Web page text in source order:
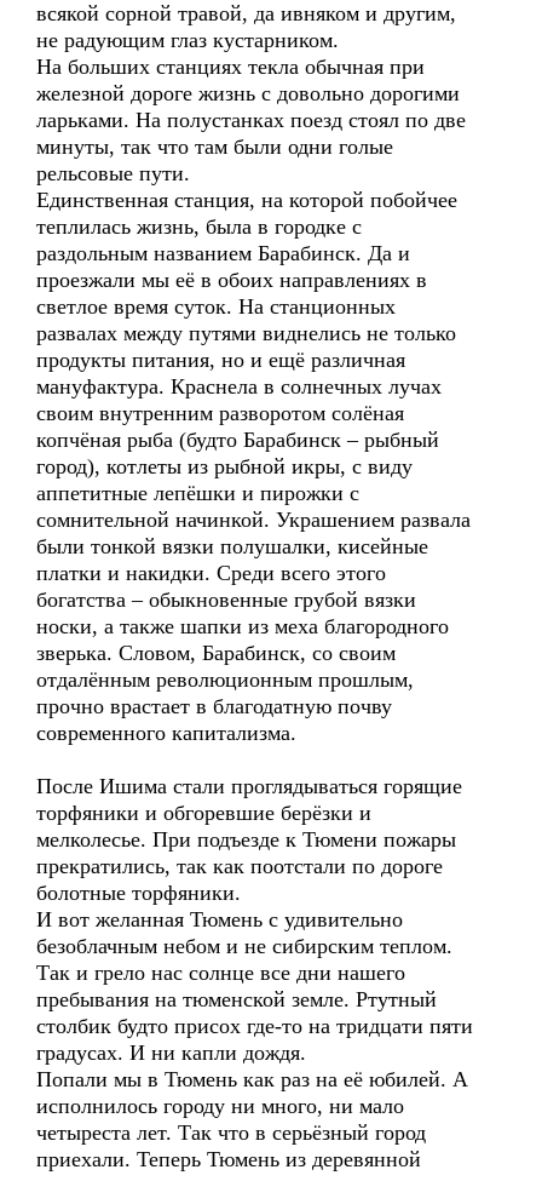
всякой сорной травой, да ивняком и другим,
не радующим глаз кустарником.
На больших станциях текла обычная при
железной дороге жизнь с довольно дорогими
ларьками. На полустанках поезд стоял по две
минуты, так что там были одни голые
рельсовые пути.
Единственная станция, на которой побойчее
теплилась жизнь, была в городке с
раздольным названием Барабинск. Да и
проезжали мы её в обоих направлениях в
светлое время суток. На станционных
развалах между путями виднелись не только
продукты питания, но и ещё различная
мануфактура. Краснела в солнечных лучах
своим внутренним разворотом солёная
копчёная рыба (будто Барабинск – рыбный
город), котлеты из рыбной икры, с виду
аппетитные лепёшки и пирожки с
сомнительной начинкой. Украшением развала
были тонкой вязки полушалки, кисейные
платки и накидки. Среди всего этого
богатства – обыкновенные грубой вязки
носки, а также шапки из меха благородного
зверька. Словом, Барабинск, со своим
отдалённым революционным прошлым,
прочно врастает в благодатную почву
современного капитализма.
После Ишима стали проглядываться горящие
торфяники и обгоревшие берёзки и
мелколесье. При подъезде к Тюмени пожары
прекратились, так как поотстали по дороге
болотные торфяники.
И вот желанная Тюмень с удивительно
безоблачным небом и не сибирским теплом.
Так и грело нас солнце все дни нашего
пребывания на тюменской земле. Ртутный
столбик будто присох где-то на тридцати пяти
градусах. И ни капли дождя.
Попали мы в Тюмень как раз на её юбилей. А
исполнилось городу ни много, ни мало
четыреста лет. Так что в серьёзный город
приехали. Теперь Тюмень из деревянной